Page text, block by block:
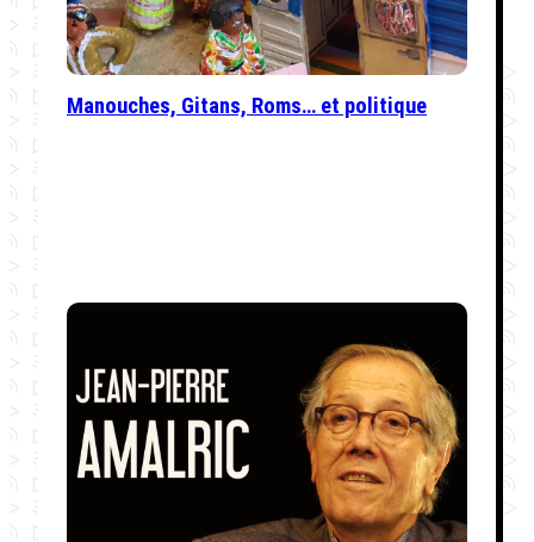
Manouches, Gitans, Roms… et politique